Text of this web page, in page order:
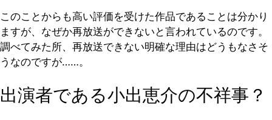
このことからも高い評価を受けた作品であることは分かり
ますが、なぜか再放送ができないと言われているのです。
調べてみた所、再放送できない明確な理由はどうもなさそ
うなのですが……。
出演者である小出恵介の不祥事？